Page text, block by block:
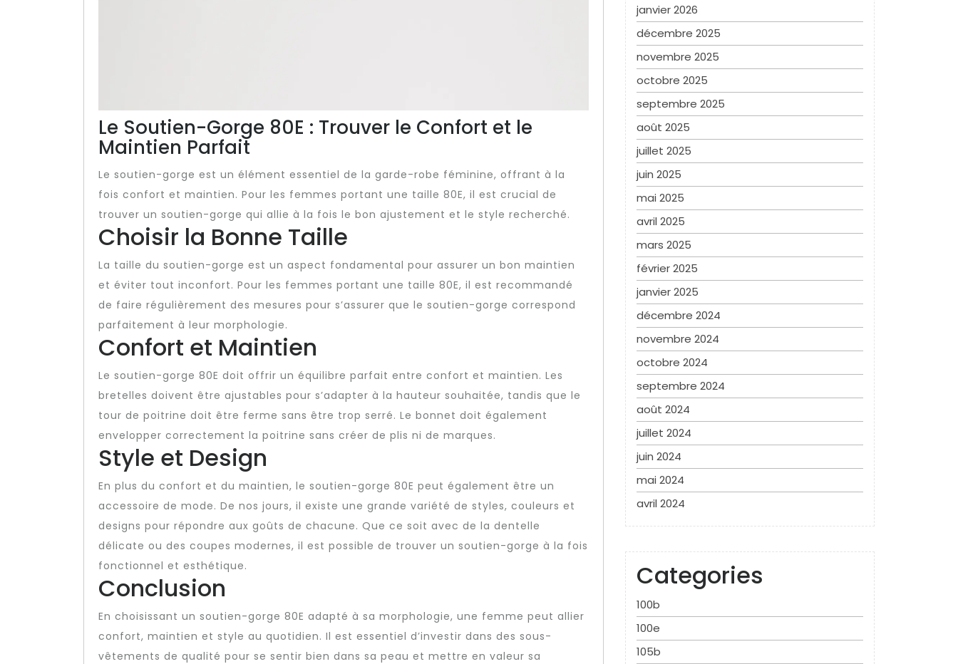
Le Soutien-Gorge 80E : Trouver le Confort et le
Maintien Parfait
Le soutien-gorge est un élément essentiel de la garde-robe féminine, offrant à la
fois confort et maintien. Pour les femmes portant une taille 80E, il est crucial de
trouver un soutien-gorge qui allie à la fois le bon ajustement et le style recherché.
Choisir la Bonne Taille
La taille du soutien-gorge est un aspect fondamental pour assurer un bon maintien
et éviter tout inconfort. Pour les femmes portant une taille 80E, il est recommandé
de faire régulièrement des mesures pour s’assurer que le soutien-gorge correspond
parfaitement à leur morphologie.
Confort et Maintien
Le soutien-gorge 80E doit offrir un équilibre parfait entre confort et maintien. Les
bretelles doivent être ajustables pour s’adapter à la hauteur souhaitée, tandis que le
tour de poitrine doit être ferme sans être trop serré. Le bonnet doit également
envelopper correctement la poitrine sans créer de plis ni de marques.
Style et Design
En plus du confort et du maintien, le soutien-gorge 80E peut également être un
accessoire de mode. De nos jours, il existe une grande variété de styles, couleurs et
designs pour répondre aux goûts de chacune. Que ce soit avec de la dentelle
délicate ou des coupes modernes, il est possible de trouver un soutien-gorge à la fois
fonctionnel et esthétique.
Conclusion
En choisissant un soutien-gorge 80E adapté à sa morphologie, une femme peut allier
confort, maintien et style au quotidien. Il est essentiel d’investir dans des sous-
vêtements de qualité pour se sentir bien dans sa peau et mettre en valeur sa
janvier 2026
décembre 2025
novembre 2025
octobre 2025
septembre 2025
août 2025
juillet 2025
juin 2025
mai 2025
avril 2025
mars 2025
février 2025
janvier 2025
décembre 2024
novembre 2024
octobre 2024
septembre 2024
août 2024
juillet 2024
juin 2024
mai 2024
avril 2024
Categories
100b
100e
105b